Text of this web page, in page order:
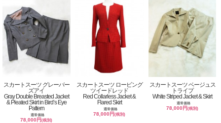
スカートスーツ グレーバー
ズアイ
Gray Double Breasted Jacket
& Pleated Skirt in Bird’s Eye
Pattern
通常価格
78,000円(税別)
スカートスーツ ロービング
ツイードレッド
Red Collarless Jacket &
Flared Skirt
通常価格
78,000円(税別)
スカートスーツ ベージュス
トライプ
White Striped Jacket & Skirt
通常価格
78,000円(税別)